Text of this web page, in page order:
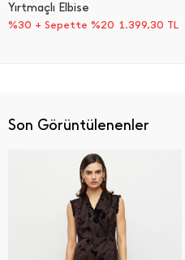
Yırtmaçlı Elbise
%30 + Sepette %20 1.399,30 TL
Son Görüntülenenler